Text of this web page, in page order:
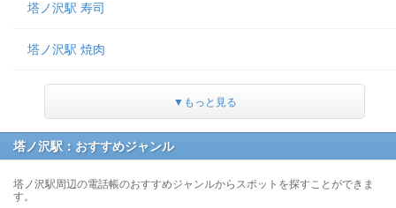
塔ノ沢駅 寿司
塔ノ沢駅 焼肉
▼もっと見る
塔ノ沢駅：おすすめジャンル
塔ノ沢駅周辺の電話帳のおすすめジャンルからスポットを探すことができま
す。